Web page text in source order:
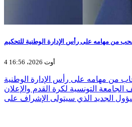
من مهامه على رأس الإدارة الوطنية للتحكيم
4 أوت 2026، 16:56
من مهامه على رأس الإدارة الوطنية
التونسية لكرة القدم والإعلان